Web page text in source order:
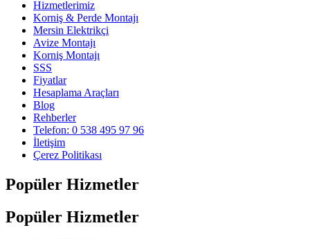
Hizmetlerimiz
Korniş & Perde Montajı
Mersin Elektrikçi
Avize Montajı
Korniş Montajı
SSS
Fiyatlar
Hesaplama Araçları
Blog
Rehberler
Telefon: 0 538 495 97 96
İletişim
Çerez Politikası
Popüler Hizmetler
Popüler Hizmetler